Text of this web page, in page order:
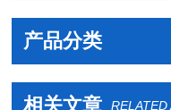
产品分类
相关文章